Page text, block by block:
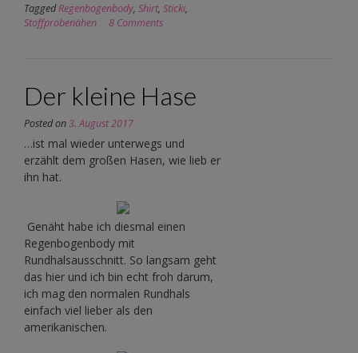
TaggedRegenbogenbody, Shirt, Sticki,
Stoffprobenähen
8 Comments
Der kleine Hase
Posted on3. August 2017
…ist mal wieder unterwegs und
erzählt dem großen Hasen, wie lieb er
ihn hat.
Genäht habe ich diesmal einen
Regenbogenbody mit
Rundhalsausschnitt. So langsam geht
das hier und ich bin echt froh darum,
ich mag den normalen Rundhals
einfach viel lieber als den
amerikanischen.